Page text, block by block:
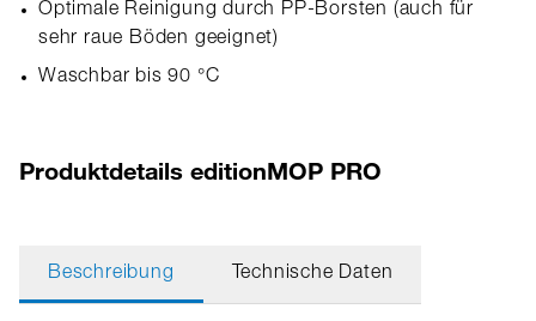
Optimale Reinigung durch PP-Borsten (auch für
sehr raue Böden geeignet)
Waschbar bis 90 °C
Produktdetails editionMOP PRO
Beschreibung Technische Daten